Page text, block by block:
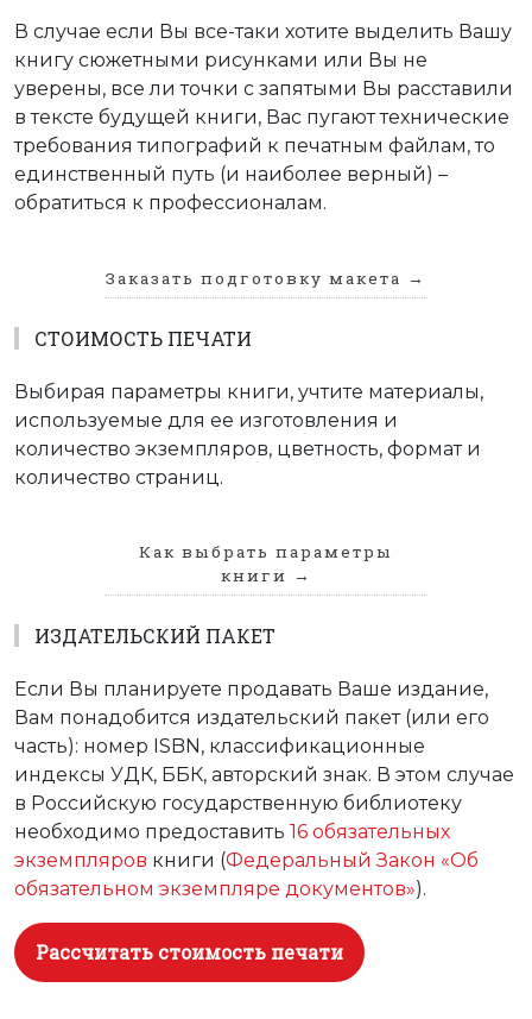
В случае если Вы все-таки хотите выделить Вашу
книгу сюжетными рисунками или Вы не
уверены, все ли точки с запятыми Вы расставили
в тексте будущей книги, Вас пугают технические
требования типографий к печатным файлам, то
единственный путь (и наиболее верный) –
обратиться к профессионалам.
Заказать подготовку макета →
СТОИМОСТЬ ПЕЧАТИ
Выбирая параметры книги, учтите материалы,
используемые для ее изготовления и
количество экземпляров, цветность, формат и
количество страниц.
Как выбрать параметры
книги →
ИЗДАТЕЛЬСКИЙ ПАКЕТ
Если Вы планируете продавать Ваше издание,
Вам понадобится издательский пакет (или его
часть): номер ISBN, классификационные
индексы УДК, ББК, авторский знак. В этом случае
в Российскую государственную библиотеку
необходимо предоставить 16 обязательных
экземпляров книги (Федеральный Закон «Об
обязательном экземпляре документов»).
Рассчитать стоимость печати